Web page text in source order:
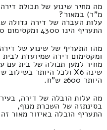
מ"ר) במאור?
עלות העברה של דירה גדולה
התעריף הינו 4300 ומקסימום 1900 שקלים.
מהו התעריף של שינוע של
ומקסימום דירה שמיועדת
מחיר למען תכולה של בית עם
היותר 2600 ש"ח.
מה עלות הובלה של דירה,
בסינתזה של השכרת מנוף,
התעריף הובלה באיזור מאור זה 4500 ולא יותר מ3040 שקל.